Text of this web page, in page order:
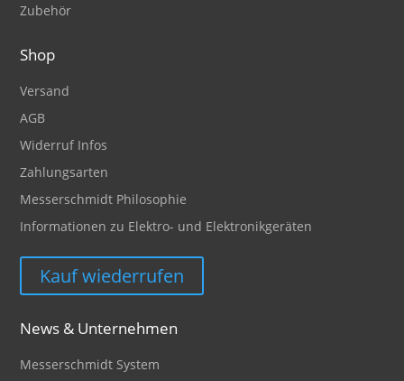
Zubehör
Shop
Versand
AGB
Widerruf Infos
Zahlungsarten
Messerschmidt Philosophie
Informationen zu Elektro- und Elektronikgeräten
Kauf wiederrufen
News & Unternehmen
Messerschmidt System